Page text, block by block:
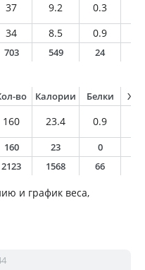
37 9.2 0.3
34 8.5 0.9
703 549 24
во Калории Белки
160 23.4 0.9
160 23 0
2123 1568 66
и график веса,